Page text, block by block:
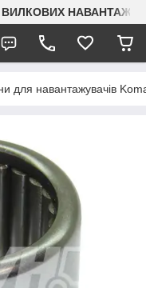
для навантажувачів